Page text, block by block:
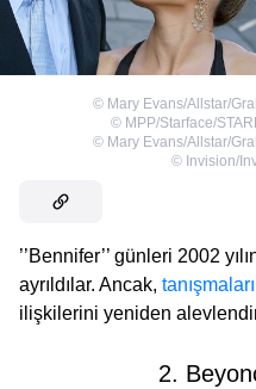
© Mary Evans/Allstar/
© MPP/Starface/
© Mary Evans/Allstar/
© Invision/
’’Bennifer’’ günleri 2002
ayrıldılar. Ancak,
ilişkilerini yeniden
2.